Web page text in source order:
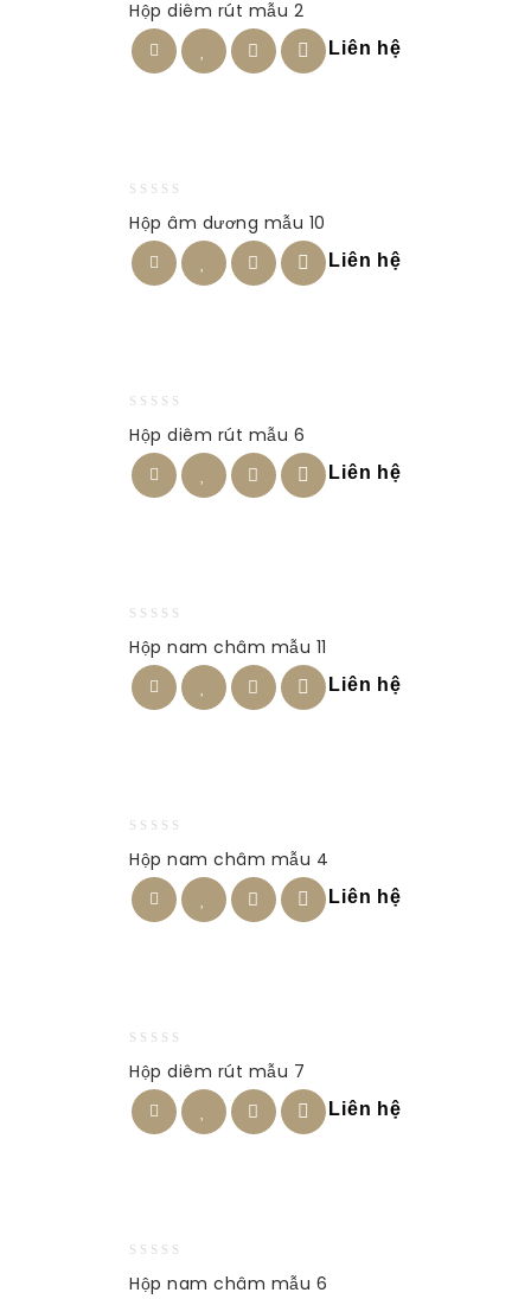
out
of
5
Hộp diêm rút mẫu 2
Liên hệ
out
of
5
Hộp âm dương mẫu 10
Liên hệ
out
of
5
Hộp diêm rút mẫu 6
Liên hệ
out
of
5
Hộp nam châm mẫu 11
Liên hệ
out
of
5
Hộp nam châm mẫu 4
Liên hệ
out
of
5
Hộp diêm rút mẫu 7
Liên hệ
out
Hộp nam châm mẫu 6